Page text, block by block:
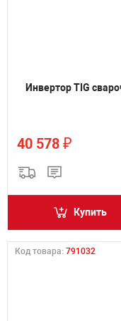
Инвертор TIG
40 578 ₽
Купить
Код товара: 791032